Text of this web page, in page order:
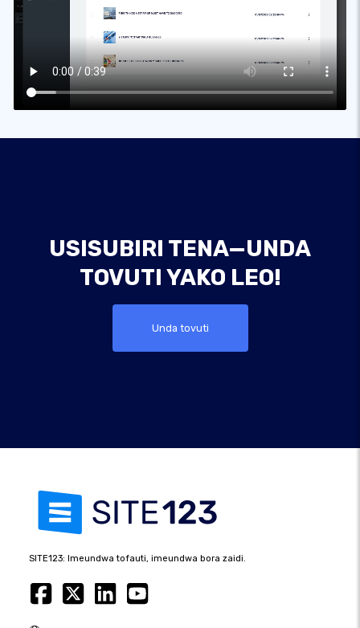
USISUBIRI TENA—UNDA
TOVUTI YAKO LEO!
Unda tovuti
SITE123: Imeundwa tofauti, imeundwa bora zaidi.